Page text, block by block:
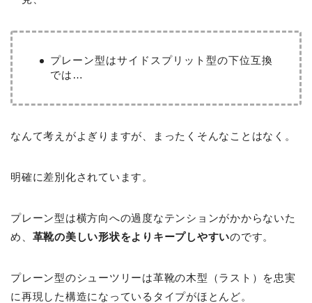
プレーン型はサイドスプリット型の下位互換
では…
なんて考えがよぎりますが、まったくそんなことはなく。
明確に差別化されています。
プレーン型は横方向への過度なテンションがかからないた
め、 革靴の美しい形状をよりキープしやすいのです。
プレーン型のシューツリーは革靴の木型（ラスト）を忠実
に再現した構造になっているタイプがほとんど。